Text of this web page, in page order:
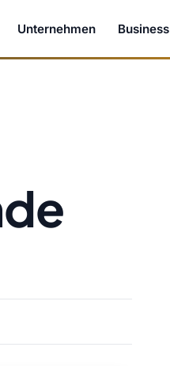
Unternehmen Business